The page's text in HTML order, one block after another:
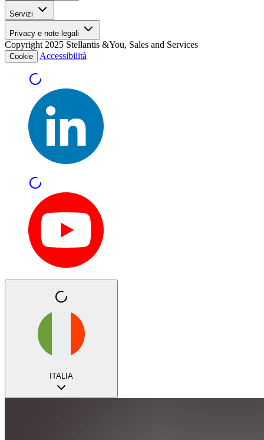
Servizi
Privacy e note legali
Copyright 2025 Stellantis &You, Sales and Services
Cookie Accessibilità
ITALIA